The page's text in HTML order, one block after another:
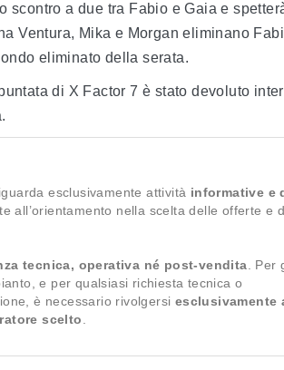
scontro a due tra Fabio e Gaia e
Ventura, Mika e Morgan eliminano
eliminato della serata.
di X Factor 7 è stato devoluto
esclusivamente attività informative e
all’orientamento nella scelta delle offerte e
tecnica, operativa né post-vendita . Per
e per qualsiasi richiesta tecnica o
è necessario rivolgersi esclusivamente
scelto